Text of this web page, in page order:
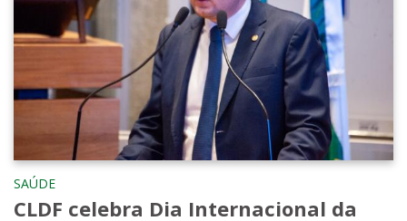
SAÚDE
CLDF celebra Dia Internacional da